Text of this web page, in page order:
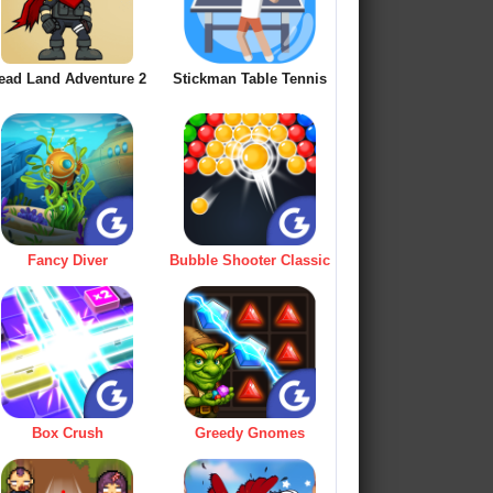
Land Adventure 2 Stickman Table Tennis
Fancy Diver Bubble Shooter Classic
Box Crush Greedy Gnomes